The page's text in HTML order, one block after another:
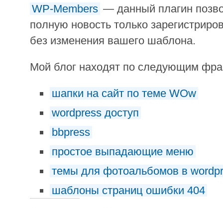
WP-Members — данный плагин
полную новость только
без изменения вашего шаблона.
Мой блог находят по следующим
шапки на сайт по теме WOw
wordpress доступ
bbpress
простое выпадающие меню
темы для фотоальбомов в
шаблоны страниц ошибки 404